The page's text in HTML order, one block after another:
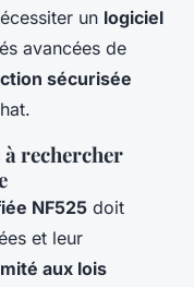
un logiciel
avancées de
sécurisée
rechercher
NF525 doit
et leur
aux lois